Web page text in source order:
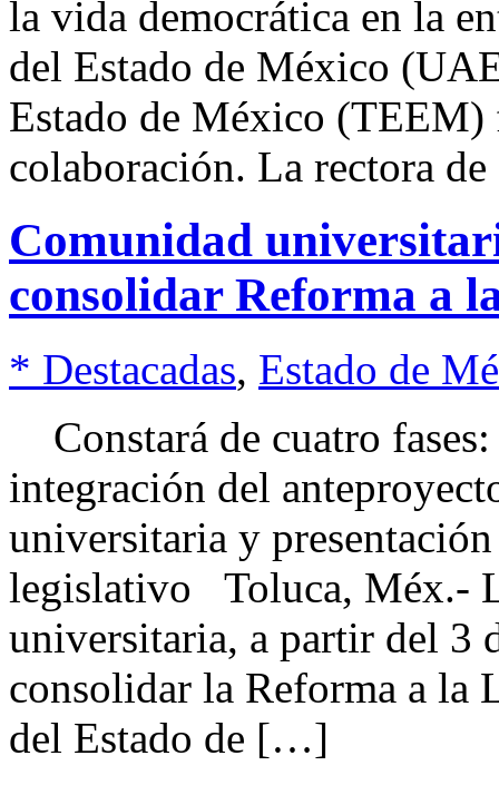
la vida democrática en la
del Estado de México
Estado de México
colaboración. La rectora
Comunidad
consolidar Reforma a
* Destacadas, Estado de
Constará de cuatro
integración del
universitaria y
legislativo Toluca, Méx.-
universitaria, a partir del 3
consolidar la Reforma a la
del Estado de […]